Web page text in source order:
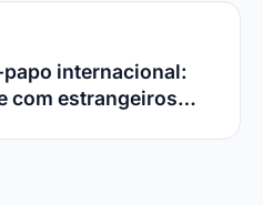
internacional:
com estrangeiros